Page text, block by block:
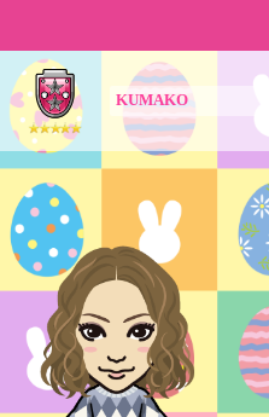
KUMAKO